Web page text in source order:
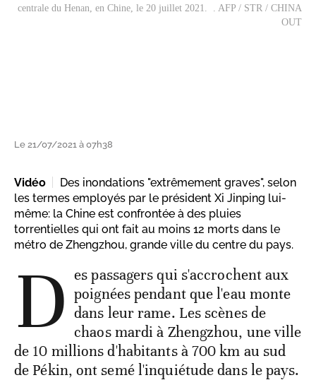
centrale du Henan, en Chine, le 20 juillet 2021. . AFP / STR / CHINA
OUT
Le 21/07/2021 à 07h38
Vidéo
Des inondations "extrêmement graves", selon
les termes employés par le président Xi Jinping lui-
même: la Chine est confrontée à des pluies
torrentielles qui ont fait au moins 12 morts dans le
métro de Zhengzhou, grande ville du centre du pays.
D es passagers qui s'accrochent aux
poignées pendant que l'eau monte
dans leur rame. Les scènes de
chaos mardi à Zhengzhou, une ville
de 10 millions d'habitants à 700 km au sud
de Pékin, ont semé l'inquiétude dans le pays.